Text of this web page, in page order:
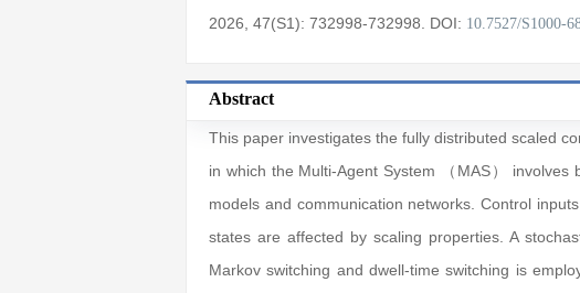
2026 , 47(S1): 732998-732998 DOI: 10.7527/S1000-
Abstract
This paper investigates the fully distributed scaled
in which the Multi-Agent System （MAS）
models and communication networks. Control
states are affected by scaling properties. A
Markov switching and dwell-time switching is